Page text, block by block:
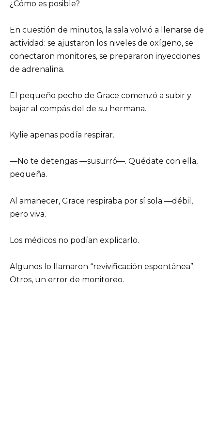
¿Cómo es posible?
En cuestión de minutos, la sala volvió a llenarse de
actividad: se ajustaron los niveles de oxígeno, se
conectaron monitores, se prepararon inyecciones
de adrenalina.
El pequeño pecho de Grace comenzó a subir y
bajar al compás del de su hermana.
Kylie apenas podía respirar.
—No te detengas —susurró—. Quédate con ella,
pequeña.
Al amanecer, Grace respiraba por sí sola —débil,
pero viva.
Los médicos no podían explicarlo.
Algunos lo llamaron “revivificación espontánea”.
Otros, un error de monitoreo.